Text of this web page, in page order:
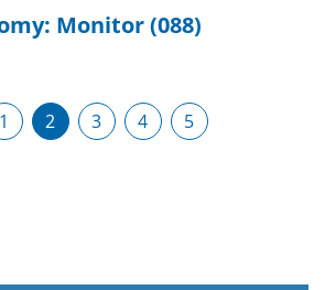
Monitor (088)
1 2 3 4 5